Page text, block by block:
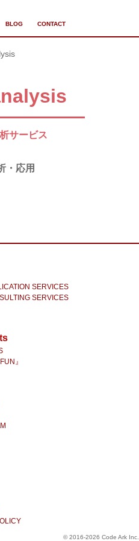
BLOG CONTACT
サービス
・応用
SERVICES
SERVICES
』
© 2016-2026 Code Ark Inc.